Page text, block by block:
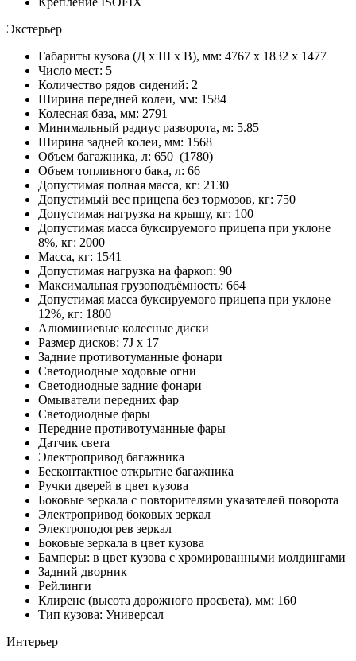
Экстерьер
Габариты кузова (Д x Ш x В), мм: 4767 x 1832 x 1477
Число мест: 5
Количество рядов сидений: 2
Ширина передней колеи, мм: 1584
Колесная база, мм: 2791
Минимальный радиус разворота, м: 5.85
Ширина задней колеи, мм: 1568
Объем багажника, л: 650 (1780)
Объем топливного бака, л: 66
Допустимая полная масса, кг: 2130
Допустимый вес прицепа без тормозов, кг: 750
Допустимая нагрузка на крышу, кг: 100
Допустимая масса буксируемого прицепа при уклоне
8%, кг: 2000
Масса, кг: 1541
Допустимая нагрузка на фаркоп: 90
Максимальная грузоподъёмность: 664
Допустимая масса буксируемого прицепа при уклоне
12%, кг: 1800
Алюминиевые колесные диски
Размер дисков: 7J x 17
Задние противотуманные фонари
Светодиодные ходовые огни
Cветодиодные задние фонари
Омыватели передних фар
Светодиодные фары
Передние противотуманные фары
Датчик света
Электропривод багажника
Бесконтактное открытие багажника
Ручки дверей в цвет кузова
Боковые зеркала с повторителями указателей поворота
Электропривод боковых зеркал
Электроподогрев зеркал
Боковые зеркала в цвет кузова
Бамперы: в цвет кузова с хромированными молдингами
Задний дворник
Рейлинги
Клиренс (высота дорожного просвета), мм: 160
Тип кузова: Универсал
Интерьер